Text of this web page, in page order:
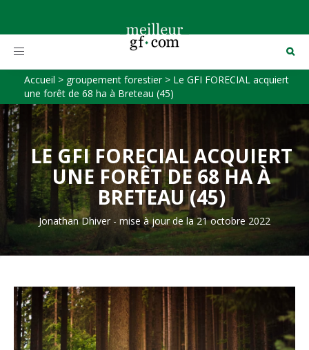
Toggle
Accueil > groupement forestier> Le GFI FORECIAL acquiert
une forêt de 68 ha à Breteau (45)
LE GFI FORECIAL ACQUIERT
UNE FORÊT DE 68 HA À
BRETEAU (45)
Jonathan Dhiver- mise à jour de la 21 octobre 2022